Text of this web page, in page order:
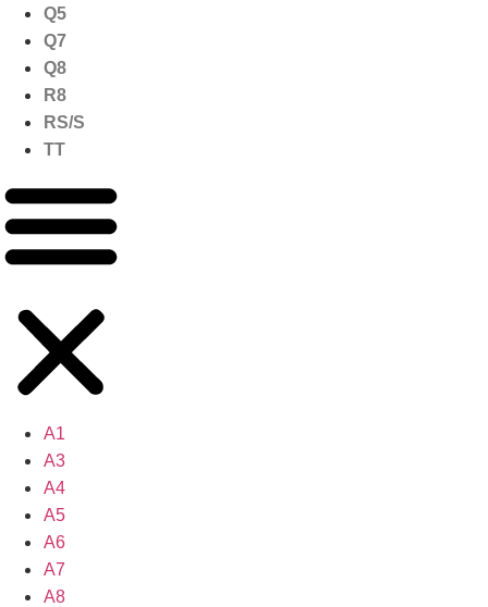
Q5
Q7
Q8
R8
RS/S
TT
A1
A3
A4
A5
A6
A7
A8